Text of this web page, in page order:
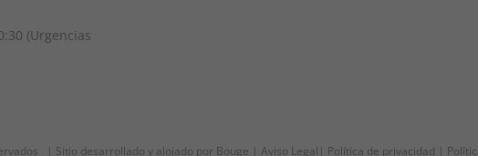
(Urgencias
| Sitio desarrollado y alojado por Bouge | Aviso Legal | Política de privacidad |